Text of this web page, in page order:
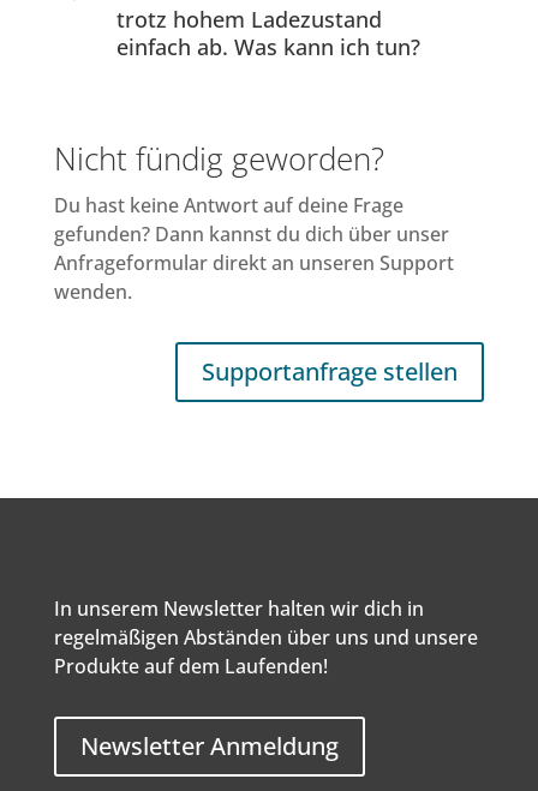
trotz hohem Ladezustand
einfach ab. Was kann ich tun?
Nicht fündig geworden?
Du hast keine Antwort auf deine Frage
gefunden? Dann kannst du dich über unser
Anfrageformular direkt an unseren Support
wenden.
Supportanfrage stellen
In unserem Newsletter halten wir dich in
regelmäßigen Abständen über uns und unsere
Produkte auf dem Laufenden!
Newsletter Anmeldung